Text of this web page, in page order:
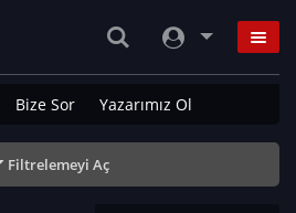
Bize Sor Yazarımız Ol
Filtrelemeyi Aç